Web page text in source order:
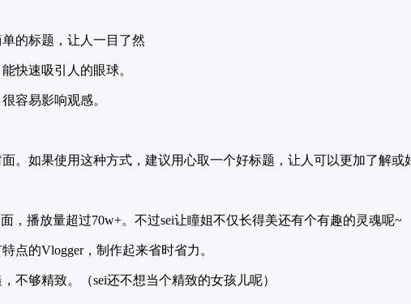
的标题，让人一目了然
快速吸引人的眼球。
容易影响观感。
。如果使用这种方式，建议用心取一个好标题，让人可以更加了解或
，播放量超过70w+。不过sei让瞳姐不仅长得美还有个有趣的灵魂呢~
点的Vlogger，制作起来省时省力。
不够精致。（sei还不想当个精致的女孩儿呢）